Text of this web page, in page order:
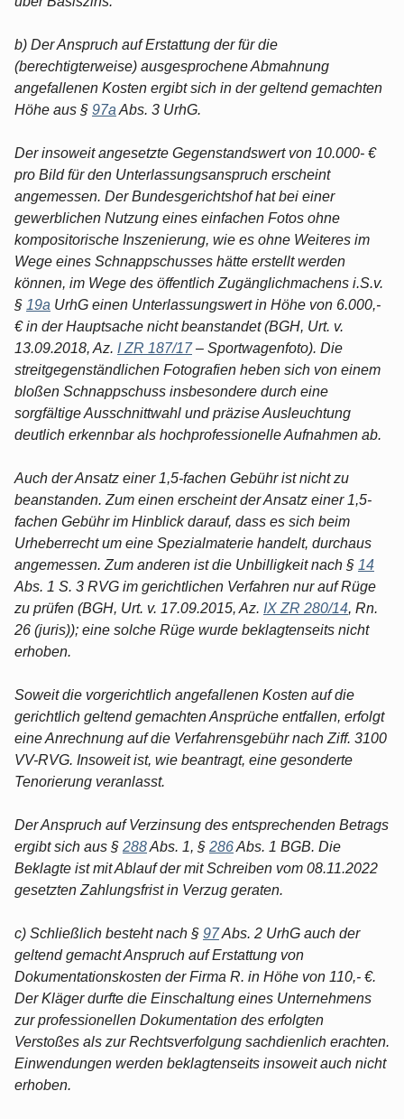
b) Der Anspruch auf Erstattung der für die
(berechtigterweise) ausgesprochene Abmahnung
angefallenen Kosten ergibt sich in der geltend gemachten
Höhe aus § 97a Abs. 3 UrhG.
Der insoweit angesetzte Gegenstandswert von 10.000- €
pro Bild für den Unterlassungsanspruch erscheint
angemessen. Der Bundesgerichtshof hat bei einer
gewerblichen Nutzung eines einfachen Fotos ohne
kompositorische Inszenierung, wie es ohne Weiteres im
Wege eines Schnappschusses hätte erstellt werden
können, im Wege des öffentlich Zugänglichmachens i.S.v.
§ 19a UrhG einen Unterlassungswert in Höhe von 6.000,-
€ in der Hauptsache nicht beanstandet (BGH, Urt. v.
13.09.2018, Az. I ZR 187/17– Sportwagenfoto). Die
streitgegenständlichen Fotografien heben sich von einem
bloßen Schnappschuss insbesondere durch eine
sorgfältige Ausschnittwahl und präzise Ausleuchtung
deutlich erkennbar als hochprofessionelle Aufnahmen ab.
Auch der Ansatz einer 1,5-fachen Gebühr ist nicht zu
beanstanden. Zum einen erscheint der Ansatz einer 1,5-
fachen Gebühr im Hinblick darauf, dass es sich beim
Urheberrecht um eine Spezialmaterie handelt, durchaus
angemessen. Zum anderen ist die Unbilligkeit nach § 14
Abs. 1 S. 3 RVG im gerichtlichen Verfahren nur auf Rüge
zu prüfen (BGH, Urt. v. 17.09.2015, Az. IX ZR 280/14, Rn.
26 (juris)); eine solche Rüge wurde beklagtenseits nicht
erhoben.
Soweit die vorgerichtlich angefallenen Kosten auf die
gerichtlich geltend gemachten Ansprüche entfallen, erfolgt
eine Anrechnung auf die Verfahrensgebühr nach Ziff. 3100
VV-RVG. Insoweit ist, wie beantragt, eine gesonderte
Tenorierung veranlasst.
Der Anspruch auf Verzinsung des entsprechenden Betrags
ergibt sich aus § 288Abs. 1, § 286Abs. 1 BGB. Die
Beklagte ist mit Ablauf der mit Schreiben vom 08.11.2022
gesetzten Zahlungsfrist in Verzug geraten.
c) Schließlich besteht nach § 97Abs. 2 UrhG auch der
geltend gemacht Anspruch auf Erstattung von
Dokumentationskosten der Firma R. in Höhe von 110,- €.
Der Kläger durfte die Einschaltung eines Unternehmens
zur professionellen Dokumentation des erfolgten
Verstoßes als zur Rechtsverfolgung sachdienlich erachten.
Einwendungen werden beklagtenseits insoweit auch nicht
erhoben.